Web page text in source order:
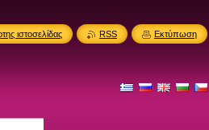
ιστοσελίδας RSS Εκτύπωση